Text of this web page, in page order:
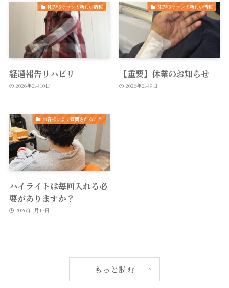
NEWSサロンの新しい情報
経過報告リハビリ
2026年2月10日
NEWSサロンの新しい情報
【重要】休業のお知らせ
2026年2月9日
お客様によく質問されること
ハイライトは毎回入れる必
要がありますか？
2026年1月17日
もっと読む